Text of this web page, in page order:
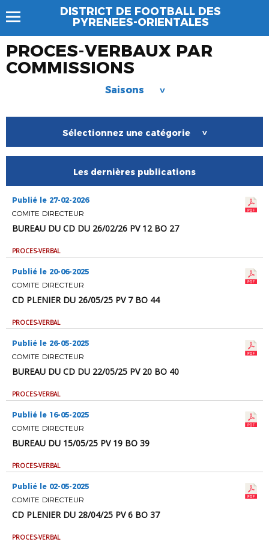
DISTRICT DE FOOTBALL DES
PYRENEES-ORIENTALES
PROCES-VERBAUX PAR
COMMISSIONS
Saisons >
Sélectionnez une catégorie >
Les dernières publications
Publié le 27-02-2026
COMITE DIRECTEUR
BUREAU DU CD DU 26/02/26 PV 12 BO 27
PROCES-VERBAL
Publié le 20-06-2025
COMITE DIRECTEUR
CD PLENIER DU 26/05/25 PV 7 BO 44
PROCES-VERBAL
Publié le 26-05-2025
COMITE DIRECTEUR
BUREAU DU CD DU 22/05/25 PV 20 BO 40
PROCES-VERBAL
Publié le 16-05-2025
COMITE DIRECTEUR
BUREAU DU 15/05/25 PV 19 BO 39
PROCES-VERBAL
Publié le 02-05-2025
COMITE DIRECTEUR
CD PLENIER DU 28/04/25 PV 6 BO 37
PROCES-VERBAL